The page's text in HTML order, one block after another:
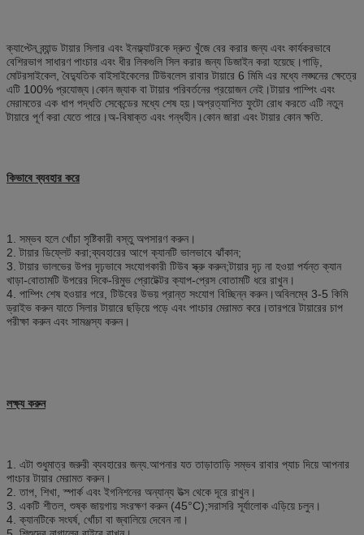
ক্যাপ্টেন ব্র্যান্ড টায়ার সিলার এবং ইনফ্ল্যাটরকে দ্রুত খুঁজে বের করার জন্য এবং কার্যকরভাবে
বেশিরভাগ সাধারণ পাংচার এবং ধীর লিকগুলি সিল করার জন্য ডিজাইন করা হয়েছে।গাড়ি,
মোটরসাইকেল, বৈদ্যুতিক বাইসাইকেলের টিউবলেস রাবার টায়ারে 6 মিমি এর মধ্যে লঙ্ঘনের ক্ষেত্রে
এটি 100% প্রযোজ্য।কোন জ্যাক বা টায়ার পরিবর্তনের প্রয়োজন নেই।টায়ার পাম্পিং এবং
মেরামতের এক ধাপ পদ্ধতি সেকেন্ডের মধ্যে শেষ হয়।অপ্রত্যাশিত ফুটো রোধ করতে এটি নতুন
টায়ারে পূর্ণ করা যেতে পারে।অ-বিষাক্ত এবং গন্ধহীন।কোন জারা এবং টায়ার কোন ক্ষতি.
কিভাবে ব্যবহার করে
1. সম্ভব হলে খোঁচা সৃষ্টিকারী বস্তু অপসারণ করুন।
2. টায়ার ডিফ্লেট করা;ব্যবহারের আগে ক্যানটি ভালভাবে ঝাঁকান;
3. টায়ার ভালভের উপর দৃঢ়ভাবে সংযোগকারী টিউব স্ক্রু করুন;টায়ার দৃঢ় না হওয়া পর্যন্ত ক্যান
খাড়া-বোতামটি উপরের দিকে-রিমুভ প্রোটেক্টর ক্যাপ-প্রেস বোতামটি ধরে রাখুন।
4. পাম্পিং শেষ হওয়ার পরে, টিউবের উভয় প্রান্ত সংযোগ বিচ্ছিন্ন করুন।অবিলম্বে 3-5 কিমি
ড্রাইভ করুন যাতে সিলার টায়ারে ছড়িয়ে পড়ে এবং পাংচার মেরামত করে।তারপরে টায়ারের চাপ
পরীক্ষা করুন এবং সামঞ্জস্য করুন।
লক্ষ্য করুন
1. এটা শুধুমাত্র জরুরী ব্যবহারের জন্য.আপনার যত তাড়াতাড়ি সম্ভব রাবার প্যাচ দিয়ে আপনার
পাংচার টায়ার মেরামত করুন।
2. তাপ, শিখা, স্পার্ক এবং ইগনিশনের অন্যান্য উত্স থেকে দূরে রাখুন।
3. একটি শীতল, শুষ্ক জায়গায় সংরক্ষণ করুন (45°C);সরাসরি সূর্যালোক এড়িয়ে চলুন।
4. ক্যানটিকে সংঘর্ষ, খোঁচা বা জ্বালিয়ে দেবেন না।